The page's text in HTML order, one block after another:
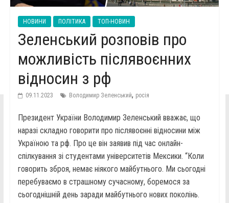
НОВИНИ ПОЛІТИКА ТОП-НОВИН
Зеленський розповів про
можливість післявоєнних
відносин з рф
09.11.2023 Володимир Зеленський, росія
Президент України Володимир Зеленський вважає, що
наразі складно говорити про післявоєнні відносини між
Україною та рф. Про це він заявив під час онлайн-
спілкування зі студентами університетів Мексики. “Коли
говорить зброя, немає ніякого майбутнього. Ми сьогодні
перебуваємо в страшному сучасному, боремося за
сьогоднішній день заради майбутнього нових поколінь.